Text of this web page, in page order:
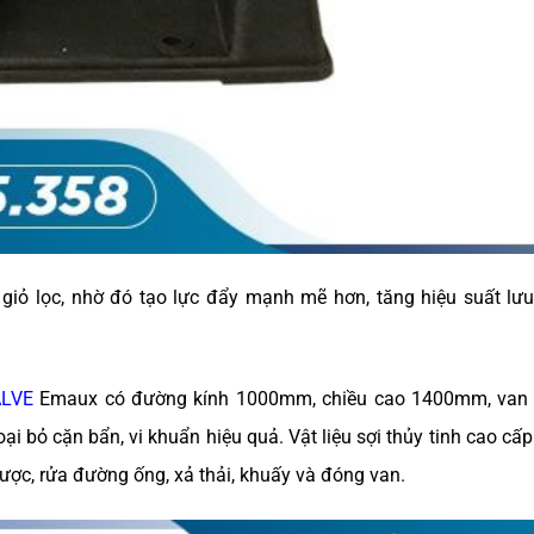
lọc, nhờ đó tạo lực đẩy mạnh mẽ hơn, tăng hiệu suất
Emaux có đường kính 1000mm, chiều cao 1400mm,
bỏ cặn bẩn, vi khuẩn hiệu quả. Vật liệu sợi thủy tinh cao
rửa đường ống, xả thải, khuấy và đóng van.